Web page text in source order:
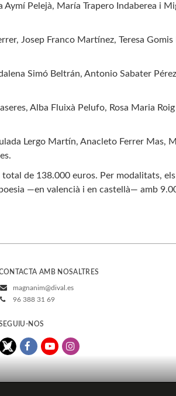
Pelejà, María Trapero Indaberea i
Josep Franco Martínez, Teresa
Simó Beltrán, Antonio Sabater
Alba Fluixà Pelufo, Rosa Maria
Lergo Martín, Anacleto Ferrer Mas,
total de 138.000 euros. Per modalitats,
—en valencià i en castellà— amb
AMB NOSALTRES
magnanim@dival.es
96 388 31 69
NOS